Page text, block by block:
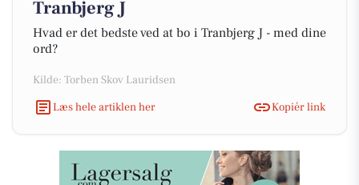
Tranbjerg J
Hvad er det bedste ved at bo i Tranbjerg J - med dine
ord?
Kilde: Torben Skov Lauridsen
Læs hele artiklen her
Kopiér link